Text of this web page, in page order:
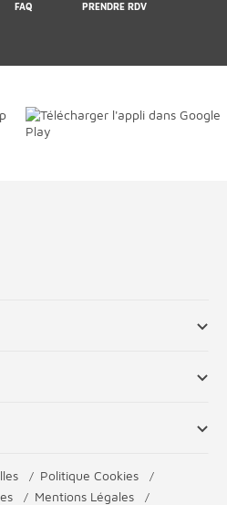
FAQ PRENDRE RDV
Politique Cookies
Mentions Légales